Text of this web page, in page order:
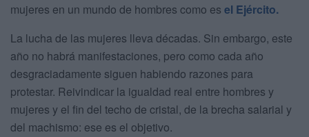
mujeres en un mundo de hombres como es el Ejército.
La lucha de las mujeres lleva décadas. Sin embargo, este
año no habrá manifestaciones, pero como cada año
desgraciadamente siguen habiendo razones para
protestar. Reivindicar la igualdad real entre hombres y
mujeres y el fin del techo de cristal, de la brecha salarial y
del machismo: ese es el objetivo.